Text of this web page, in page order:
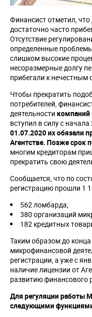
Финансист отметил,
достаточно часто
Отсутствие
определенные
слишком высокие
несоразмерные долгу
прибегали к нечестным
Чтобы прекратить
потребителей,
деятельности компаний
вступил в силу с начала
01.07.2020 их обязали
Агентстве. Позже срок
многим кредиторам
прекратить свою
Сообщается, что по
регистрацию прошли 1
562 ломбарда;
380 организаций
182 кредитных
Таким образом до
микрофинансовой
регистрации, а уже с
наличие лицензии от
развитию финансового
Для регуляции работы
следующими